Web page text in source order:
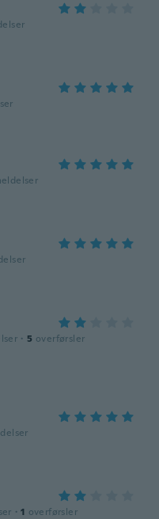
· 5 overførsler
· 1 overførsler